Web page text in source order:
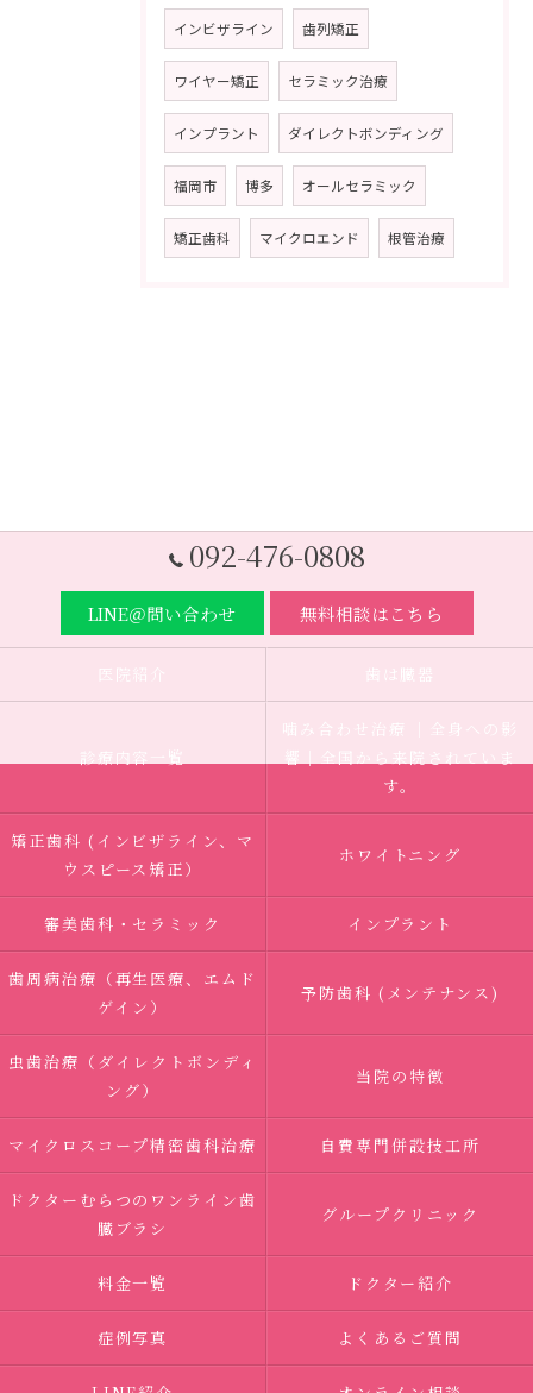
インビザライン 歯列矯正
ワイヤー矯正 セラミック治療
インプラント ダイレクトボンディング
福岡市 博多 オールセラミック
矯正歯科 マイクロエンド 根管治療
092-476-0808
LINE＠問い合わせ 無料相談はこちら
医院紹介 歯は臓器
診療内容一覧
噛み合わせ治療 ｜全身への影
響｜全国から来院されていま
す。
矯正歯科 (インビザライン、マ
ウスピース矯正）
ホワイトニング
審美歯科・セラミック インプラント
歯周病治療（再生医療、エムド
ゲイン）
予防歯科 (メンテナンス)
虫歯治療（ダイレクトボンディ
ング）
当院の特徴
マイクロスコープ精密歯科治療 自費専門併設技工所
ドクターむらつのワンライン歯
臓ブラシ
グループクリニック
料金一覧 ドクター紹介
症例写真 よくあるご質問